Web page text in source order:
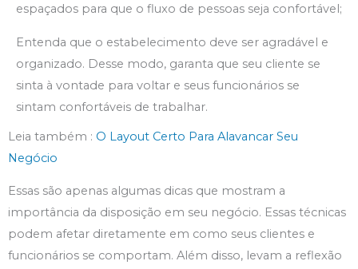
espaçados para que o fluxo de pessoas seja confortável;
Entenda que o estabelecimento deve ser agradável e
organizado. Desse modo, garanta que seu cliente se
sinta à vontade para voltar e seus funcionários se
sintam confortáveis de trabalhar.
Leia também : O Layout Certo Para Alavancar Seu
Negócio
Essas são apenas algumas dicas que mostram a
importância da disposição em seu negócio. Essas técnicas
podem afetar diretamente em como seus clientes e
funcionários se comportam. Além disso, levam a reflexão